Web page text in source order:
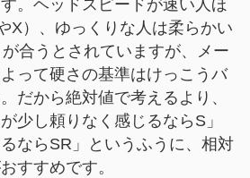
。ヘッドスピードが速い人ほ
X）、ゆっくりな人は柔らかい
合うとされていますが、メー
って硬さの基準はけっこうバ
だから絶対値で考えるより、
少し頼りなく感じるならS」
るならSR」というふうに、相対
すすめです。